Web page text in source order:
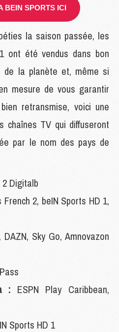
BEIN SPORTS ICI
la saison passée, les
ont été vendus dans bon
de la planète et, même si
mesure de vous garantir
retransmise, voici une
chaînes TV qui diffuseront
par le nom des pays de
Digitalb
French 2, beIN Sports HD 1,
DAZN, Sky Go, Amnovazon
: ESPN Play Caribbean,
Sports HD 1